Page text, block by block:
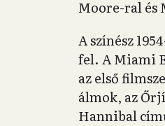
Moore-ral és
A színész
fel. A Miami
az első
álmok, az
Hannibal